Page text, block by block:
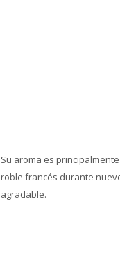
Su aroma es
roble francés durante
agradable.